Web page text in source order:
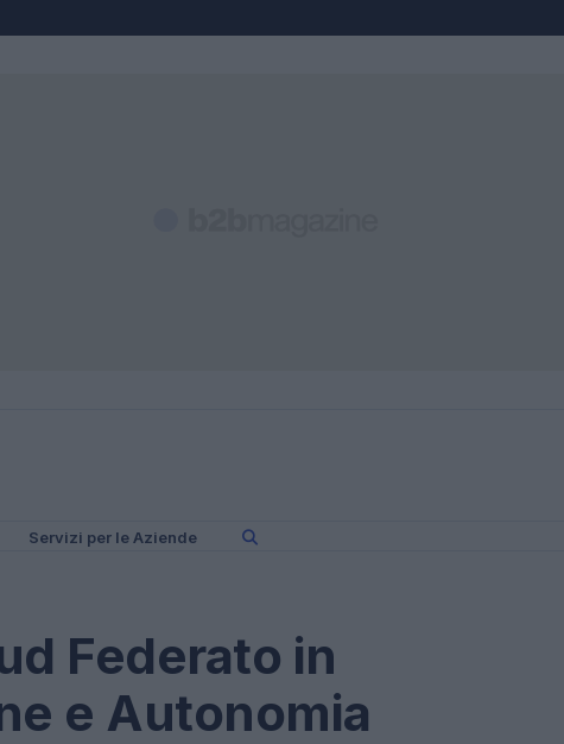
Servizi per le Aziende
Federato in
e Autonomia